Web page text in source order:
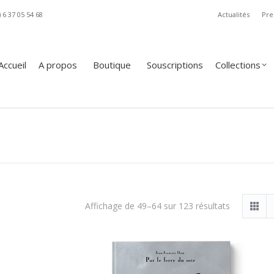
6 37 05 54 68 Actualités
A propos Boutique Souscriptions Collections
Affichage de 49–64 sur 123 résultats
récent